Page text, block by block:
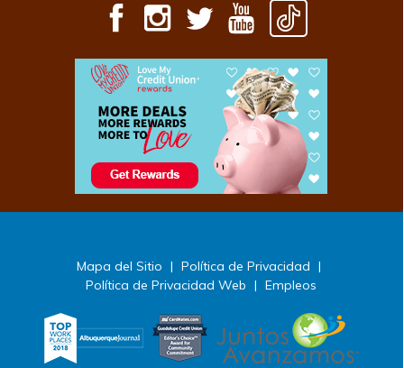
Mapa del Sitio | Política de Privacidad |
Política de Privacidad Web | Empleos